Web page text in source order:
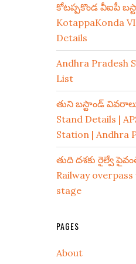
కోటప్పకొండ వీఐపీ
KotappaKonda
Details
Andhra Pradesh
List
తుని బస్టాండ్
Stand Details |
Station | Andhra
తుది దశకు రైల్వే
Railway
stage
PAGES
About